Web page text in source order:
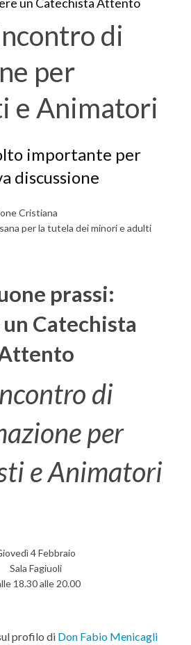
di
per
e Animatori
importante per
discussione
Cristiana
per la tutela dei minori e adulti
prassi:
un Catechista
di
per
e Animatori
4 Febbraio
Sala Fagiuoli
18.30 alle 20.00
profilo di Don Fabio Menicagli